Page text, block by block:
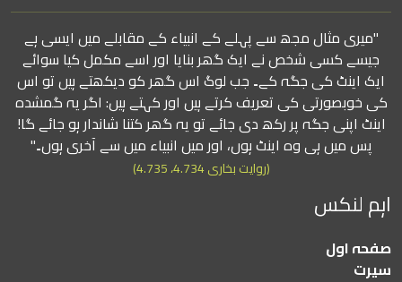
"میری مثال مجھ سے پہلے کے انبیاء کے مقابلے میں ایسی ہے
جیسے کسی شخص نے ایک گھر بنایا اور اسے مکمل کیا سوائے
ایک اینٹ کی جگہ کے۔ جب لوگ اس گھر کو دیکھتے ہیں تو اس
کی خوبصورتی کی تعریف کرتے ہیں اور کہتے ہیں: اگر یہ گمشدہ
اینٹ اپنی جگہ پر رکھ دی جائے تو یہ گھر کتنا شاندار ہو جائے گا!
پس میں ہی وہ اینٹ ہوں، اور میں انبیاء میں سے آخری ہوں۔"
(روایت بخاری 4.734، 4.735)
اہم لنکس
صفحہ اول
سیرت